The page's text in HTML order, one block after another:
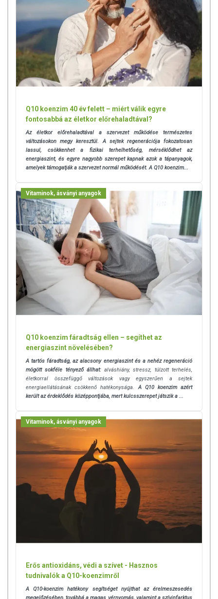
Q10 koenzim 40 év felett – miért válik egyre
fontosabbá az életkor előrehaladtával?
Az életkor előrehaladtával a szervezet működése természetes
változásokon megy keresztül. A sejtek regenerációja fokozatosan
lassul, csökkenhet a fizikai terhelhetőség, mérséklődhet az
energiaszint, és egyre nagyobb szerepet kapnak azok a tápanyagok,
amelyek támogatják a szervezet normál működését. A Q10 koenzim...
Vitaminok, ásványi anyagok
Q10 koenzim fáradtság ellen – segíthet az
energiaszint növelésében?
A tartós fáradtság, az alacsony energiaszint és a nehéz regeneráció
mögött sokféle tényező állhat:alváshiány, stressz, túlzott terhelés,
életkorral összefüggő változások vagy egyszerűen a sejtek
energiaellátásának csökkenő hatékonysága. A Q10 koenzim azért
került az érdeklődés középpontjába, mert kulcsszerepet játszik a ...
Vitaminok, ásványi anyagok
Erős antioxidáns, védi a szívet - Hasznos
tudnivalók a Q10-koenzimről
A Q10-koenzim hatékony segítséget nyújthat az érelmeszesedés